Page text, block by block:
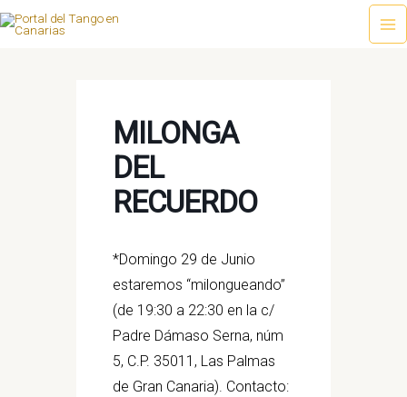
Ir
MILONGA
DEL
RECUERDO
*Domingo 29 de Junio
estaremos “milongueando”
(de 19:30 a 22:30 en la c/
Padre Dámaso Serna, núm
5, C.P. 35011, Las Palmas
de Gran Canaria). Contacto: